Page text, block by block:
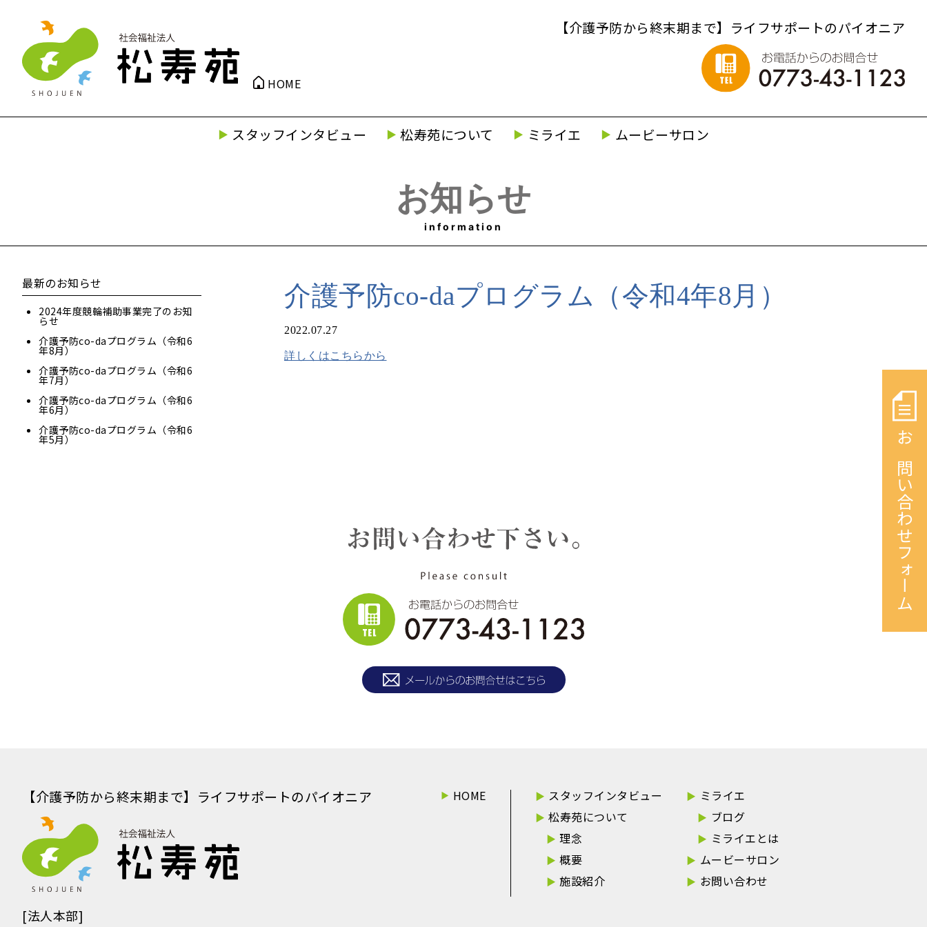
HOME
【介護予防から終末期まで】ライフサポートのパイオニア
スタッフインタビュー 松寿苑について ミライエ ムービーサロン
お知らせ
information
介護予防co-daプログラム（令和4年8月）
2022.07.27
詳しくはこちらから
最新のお知らせ
2024年度競輪補助事業完了のお知
らせ
介護予防co-daプログラム（令和6
年8月）
介護予防co-daプログラム（令和6
年7月）
介護予防co-daプログラム（令和6
年6月）
介護予防co-daプログラム（令和6
年5月）
【介護予防から終末期まで】 ライフサポートのパイオニア
[法人本部]
HOME
スタッフインタビュー
松寿苑について
理念
概要
施設紹介
ミライエ
ブログ
ミライエとは
ムービーサロン
お問い合わせ
お問い合わせフォーム